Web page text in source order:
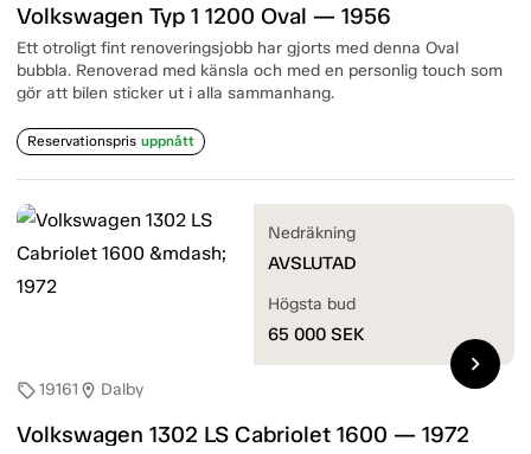
Volkswagen Typ 1 1200 Oval — 1956
Ett otroligt fint renoveringsjobb har gjorts med denna Oval
bubbla. Renoverad med känsla och med en personlig touch som
gör att bilen sticker ut i alla sammanhang.
Reservationspris uppnått
sell19161 location_on Dalby
Volkswagen 1302 LS Cabriolet 1600 — 1972
Nedräkning
AVSLUTAD
Högsta bud
65 000 SEK
chevron_right